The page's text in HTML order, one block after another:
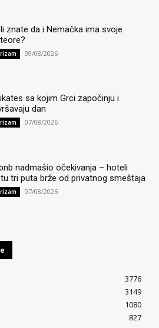
znate da i Nemačka ima svoje
09/08/2026
sa kojim Grci započinju i
dan
07/08/2026
nadmašio očekivanja – hoteli
tri puta brže od privatnog smeštaja
07/08/2026
3776
3149
1080
827